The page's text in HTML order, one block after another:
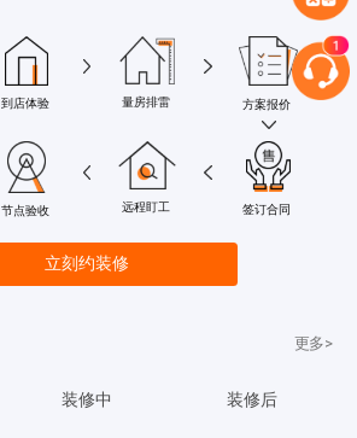
到店体验 量房排雷 方案报价
节点验收 远程盯工 签订合同
立刻约装修
更多>
装修中 装修后